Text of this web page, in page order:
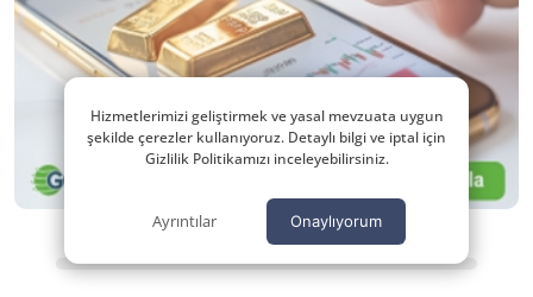
Hizmetlerimizi geliştirmek ve yasal mevzuata uygun
şekilde çerezler kullanıyoruz. Detaylı bilgi ve iptal için
Gizlilik Politikamızı inceleyebilirsiniz.
Ayrıntılar Onaylıyorum